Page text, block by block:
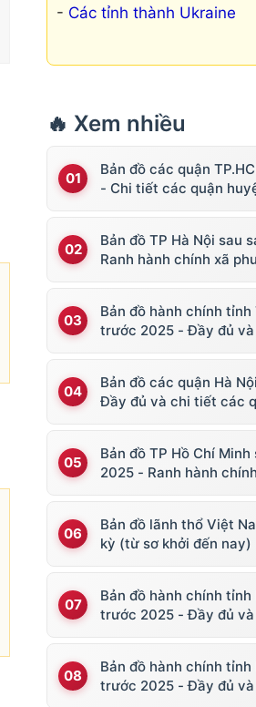
Các tỉnh thành Ukraine
🔥 Xem nhiều
Bản đồ các quận
- Chi tiết các quận
Bản đồ TP Hà Nội sau
Ranh hành chính xã
Bản đồ hành chính tỉnh
trước 2025 - Đầy đủ
Bản đồ các quận Hà
Đầy đủ và chi tiết các
Bản đồ TP Hồ Chí
2025 - Ranh hành
Bản đồ lãnh thổ Việt
kỳ (từ sơ khởi đến nay)
Bản đồ hành chính tỉnh
trước 2025 - Đầy đủ
Bản đồ hành chính tỉnh
trước 2025 - Đầy đủ